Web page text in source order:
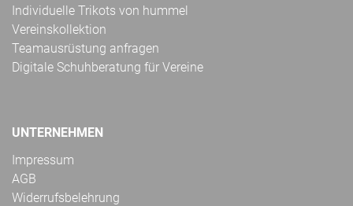
Individuelle Trikots von hummel
Vereinskollektion
Teamausrüstung anfragen
Digitale Schuhberatung für Vereine
UNTERNEHMEN
Impressum
AGB
Widerrufsbelehrung